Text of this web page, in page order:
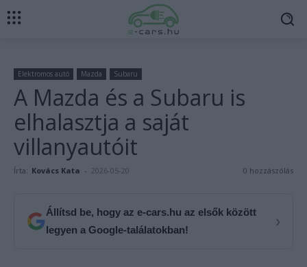
Elektromos autó Mazda Subaru
A Mazda és a Subaru is
elhalasztja a saját
villanyautóit
Írta: Kovács Kata - 2026-05-20 0 hozzászólás
Állítsd be, hogy az e-cars.hu az elsők között
legyen a Google-találatokban!
›